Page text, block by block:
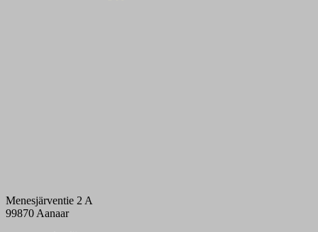
Menesjärventie 2 A
99870 Aanaar